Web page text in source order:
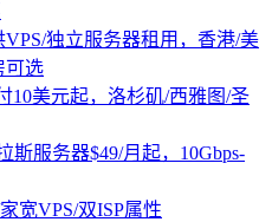
VPS/独立服务器租用，香港/美
可选
10美元起，洛杉矶/西雅图/圣
斯服务器$49/月起，10Gbps-
宽VPS/双ISP属性